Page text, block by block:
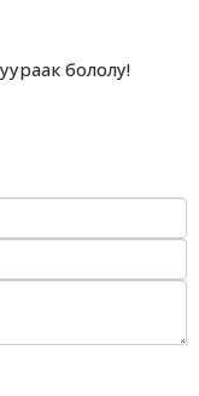
бололу!